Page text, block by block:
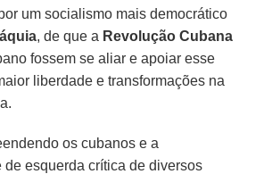
um socialismo mais democrático
, de que a Revolução Cubana
fossem se aliar e apoiar esse
liberdade e transformações na
os cubanos e a
de esquerda crítica de diversos